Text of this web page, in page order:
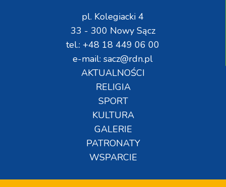
pl. Kolegiacki 4
33 - 300 Nowy Sącz
tel.: +48 18 449 06 00
e-mail: sacz@rdn.pl
AKTUALNOŚCI
RELIGIA
SPORT
KULTURA
GALERIE
PATRONATY
WSPARCIE